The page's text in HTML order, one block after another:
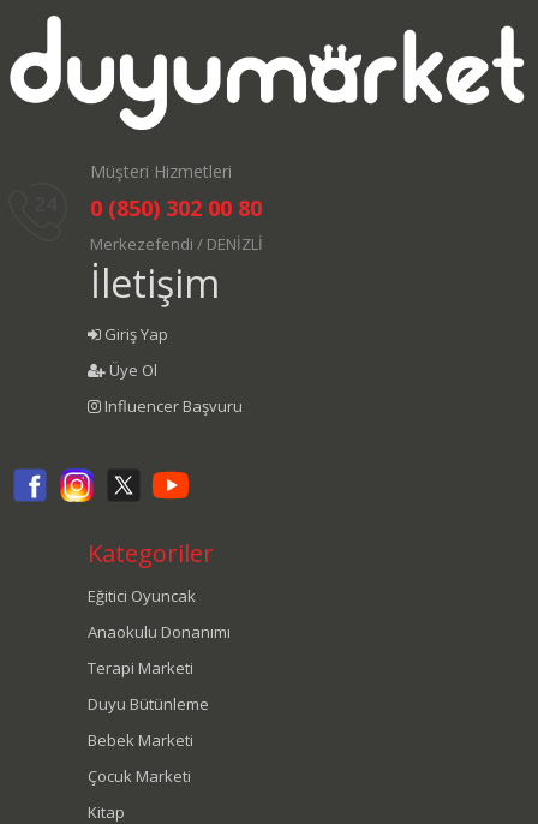
Müşteri Hizmetleri
0 (850) 302 00 80
Merkezefendi / DENİZLİ
İletişim
Giriş Yap
Üye Ol
Influencer Başvuru
Kategoriler
Eğitici Oyuncak
Anaokulu Donanımı
Terapi Marketi
Duyu Bütünleme
Bebek Marketi
Çocuk Marketi
Kitap